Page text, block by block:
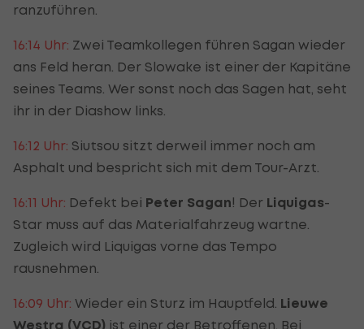
ranzuführen.
16:14 Uhr: Zwei Teamkollegen führen Sagan wieder
ans Feld heran. Der Slowake ist einer der Kapitäne
seines Teams. Wer sonst noch das Sagen hat, seht
ihr in der Diashow links.
16:12 Uhr: Siutsou sitzt derweil immer noch am
Asphalt und bespricht sich mit dem Tour-Arzt.
16:11 Uhr: Defekt bei Peter Sagan! Der Liquigas-
Star muss auf das Materialfahrzeug wartne.
Zugleich wird Liquigas vorne das Tempo
rausnehmen.
16:09 Uhr: Wieder ein Sturz im Hauptfeld. Lieuwe
Westra (VCD) ist einer der Betroffenen. Bei